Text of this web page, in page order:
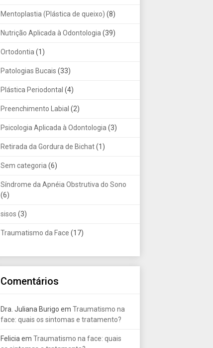
Mentoplastia (Plástica de queixo) (8)
Nutrição Aplicada à Odontologia(39)
Ortodontia(1)
Patologias Bucais (33)
Plástica Periodontal (4)
Preenchimento Labial (2)
Psicologia Aplicada à Odontologia(3)
Retirada da Gordura de Bichat(1)
Sem categoria(6)
Síndrome da Apnéia Obstrutiva do Sono
(6)
sisos (3)
Traumatismo da Face (17)
Comentários
Dra. Juliana Burigo em Traumatismo na
face: quais os sintomas e tratamento?
Feliciaem Traumatismo na face: quais